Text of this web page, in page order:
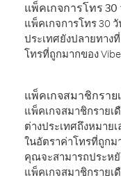
แพ็คเกจการโทร 30
แพ็คเกจการโทร 30
ประเทศยังปลายทาง
โทรที่ถูกมากของ
แพ็คเกจสมาชิกราย
แพ็คเกจสมาชิกราย
ต่างประเทศถึงหมา
ในอัตราค่าโทรที่ถูก
คุณจะสามารถประห
แพ็คเกจสมาชิกรายเ